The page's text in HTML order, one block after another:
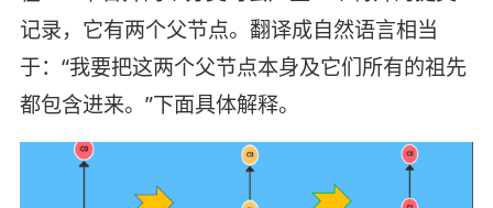
记录，它有两个父节点。翻译成自然语言相当
于：“我要把这两个父节点本身及它们所有的祖先
都包含进来。”下面具体解释。